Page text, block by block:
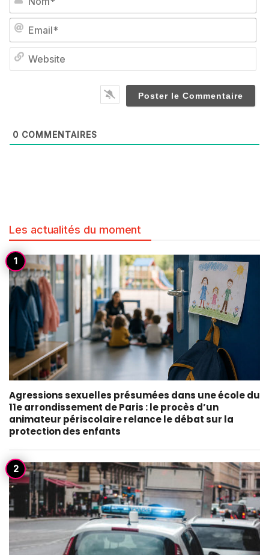
0 COMMENTAIRES
Les actualités du moment
Agressions sexuelles présumées dans une école du
11e arrondissement de Paris : le procès d’un
animateur périscolaire relance le débat sur la
protection des enfants